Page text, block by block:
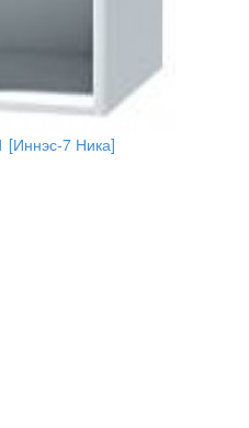
[Иннэс-7 Ника]